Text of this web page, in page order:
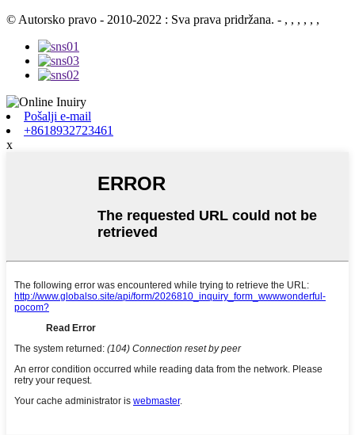
© Autorsko pravo - 2010-2022 : Sva prava pridržana. - , , , , , ,
Pošalji e-mail
+8618932723461
x